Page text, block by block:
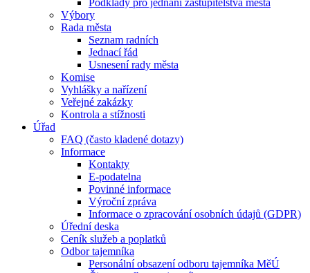
Podklady pro jednání zastupitelstva města
Výbory
Rada města
Seznam radních
Jednací řád
Usnesení rady města
Komise
Vyhlášky a nařízení
Veřejné zakázky
Kontrola a stížnosti
Úřad
FAQ (často kladené dotazy)
Informace
Kontakty
E-podatelna
Povinné informace
Výroční zpráva
Informace o zpracování osobních údajů (GDPR)
Úřední deska
Ceník služeb a poplatků
Odbor tajemníka
Personální obsazení odboru tajemníka MěÚ